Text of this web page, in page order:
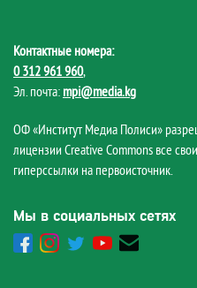
Контактные номера:
0 312 961 960,
Эл. почта: mpi@media.kg
ОФ «Институт Медиа Полиси»
лицензии Creative Commons все
гиперссылки на первоисточник.
Мы в социальных сетях